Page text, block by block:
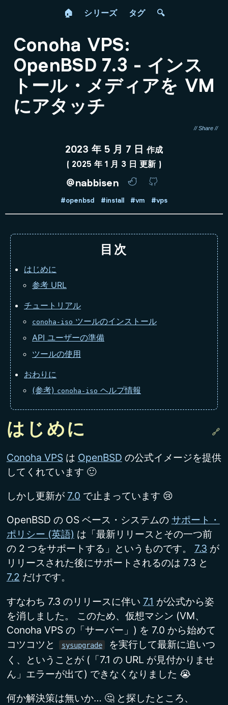
🏠 シリーズ タグ 🔍
Conoha VPS:
OpenBSD 7.3 - インス
トール・メディアを VM
にアタッチ
2023 年 5 月 7 日
作成
( 2025 年 1 月 3 日 更新 )
@nabbisen
#openbsd #install #vm #vps
目次
はじめに
参考 URL
チュートリアル
conoha-iso ツールのインストール
API ユーザーの準備
ツールの使用
おわりに
(参考) conoha-iso ヘルプ情報
はじめに
Conoha VPS は OpenBSD の公式イメージを提供
してくれています 🙂
しかし更新が 7.0 で止まっています 😢
OpenBSD の OS ベース・システムの サポート・
ポリシー (英語) は「最新リリースとその一つ前
の 2 つをサポートする」というものです。 7.3 が
リリースされた後にサポートされるのは 7.3 と
7.2 だけです。
すなわち 7.3 のリリースに伴い 7.1 が公式から姿
を消しました。 このため、仮想マシン (VM、
Conoha VPS の「サーバー」) を 7.0 から始めて
コツコツと
sysupgrade
を実行して最新に追いつ
く、ということが (「7.1 の URL が見付かりませ
ん」エラーが出て) できなくなりました 😭
何か解決策は無いか… 🤔 と探したところ、